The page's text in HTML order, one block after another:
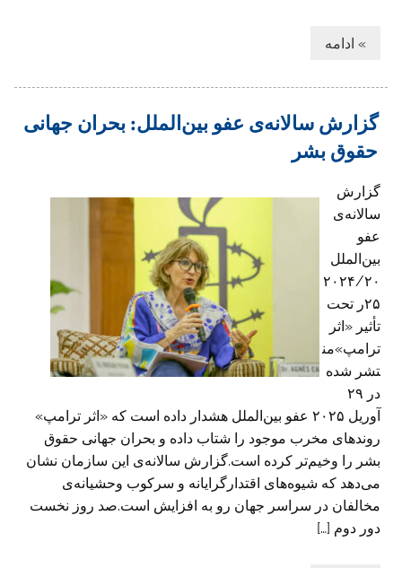
» ادامه
گزارش سالانه‌ی عفو بین‌الملل: بحران جهانی
حقوق بشر
گزارش
سالانه‌ی
عفو
بین‌الملل
۲۰۲۴/۲۰
۲۵ر تحت
تأثیر «اثر
ترامپ»من
تشر شده
در ۲۹
آوریل ۲۰۲۵ عفو بین‌الملل هشدار داده است که «اثر ترامپ»
روندهای مخرب موجود را شتاب داده و بحران جهانی حقوق
بشر را وخیم‌تر کرده است.گزارش سالانه‌ی این سازمان نشان
می‌دهد که شیوه‌های اقتدارگرایانه و سرکوب وحشیانه‌ی
مخالفان در سراسر جهان رو به افزایش است.صد روز نخست
دور دوم […]